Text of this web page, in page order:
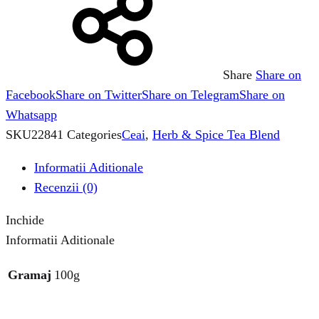
Share Share on
FacebookShare on TwitterShare on TelegramShare on
Whatsapp
SKU22841 CategoriesCeai, Herb & Spice Tea Blend
Informatii Aditionale
Recenzii (0)
Inchide
Informatii Aditionale
Gramaj 100g